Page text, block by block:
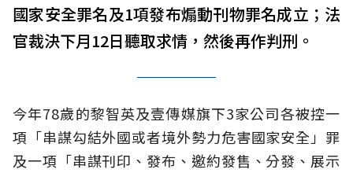
國家安全罪名及1項發布煽動刊物罪名成立；法
官裁決下月12日聽取求情，然後再作判刑。
今年78歲的黎智英及壹傳媒旗下3家公司各被控一
項「串謀勾結外國或者境外勢力危害國家安全」罪
及一項「串謀刊印、發布、邀約發售、分發、展示